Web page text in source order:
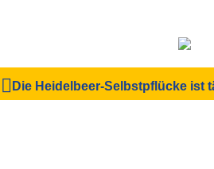
Die Heidelbeer-Selbstpflücke ist